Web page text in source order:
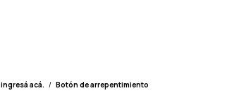
ingresá acá. / Botón de arrepentimiento